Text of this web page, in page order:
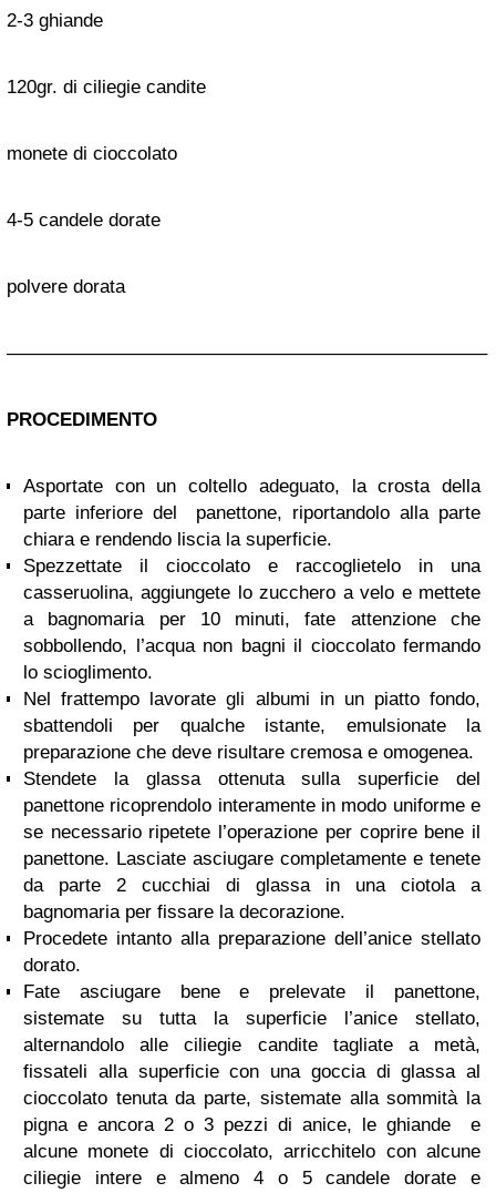
2-3 ghiande
120gr. di ciliegie candite
monete di cioccolato
4-5 candele dorate
polvere dorata
—————————————————————————–
PROCEDIMENTO
Asportate con un coltello adeguato, la crosta della
parte inferiore del panettone, riportandolo alla parte
chiara e rendendo liscia la superficie.
Spezzettate il cioccolato e raccoglietelo in una
casseruolina, aggiungete lo zucchero a velo e mettete
a bagnomaria per 10 minuti, fate attenzione che
sobbollendo, l’acqua non bagni il cioccolato fermando
lo scioglimento.
Nel frattempo lavorate gli albumi in un piatto fondo,
sbattendoli per qualche istante, emulsionate la
preparazione che deve risultare cremosa e omogenea.
Stendete la glassa ottenuta sulla superficie del
panettone ricoprendolo interamente in modo uniforme e
se necessario ripetete l’operazione per coprire bene il
panettone. Lasciate asciugare completamente e tenete
da parte 2 cucchiai di glassa in una ciotola a
bagnomaria per fissare la decorazione.
Procedete intanto alla preparazione dell’anice stellato
dorato.
Fate asciugare bene e prelevate il panettone,
sistemate su tutta la superficie l’anice stellato,
alternandolo alle ciliegie candite tagliate a metà,
fissateli alla superficie con una goccia di glassa al
cioccolato tenuta da parte, sistemate alla sommità la
pigna e ancora 2 o 3 pezzi di anice, le ghiande e
alcune monete di cioccolato, arricchitelo con alcune
ciliegie intere e almeno 4 o 5 candele dorate e